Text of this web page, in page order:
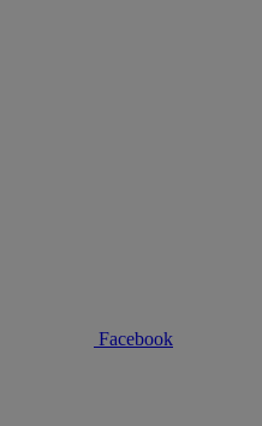
Facebook